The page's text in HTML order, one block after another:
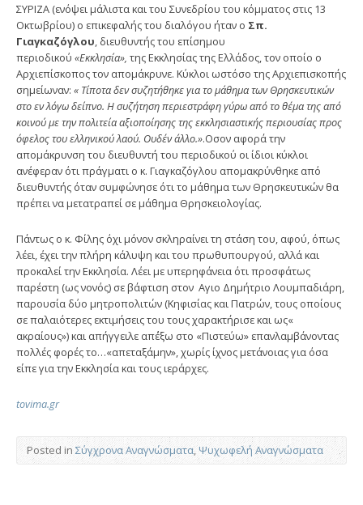
ΣΥΡΙΖΑ (ενόψει μάλιστα και του Συνεδρίου του κόμματος στις 13
Οκτωβρίου) ο επικεφαλής του διαλόγου ήταν ο Σπ.
Γιαγκαζόγλου, διευθυντής του επίσημου
περιοδικού «Εκκλησία», της Εκκλησίας της Ελλάδος, τον οποίο ο
Αρχιεπίσκοπος τον απομάκρυνε. Κύκλοι ωστόσο της Αρχιεπισκοπής
σημείωναν: « Τίποτα δεν συζητήθηκε για το μάθημα των Θρησκευτικών
στο εν λόγω δείπνο. Η συζήτηση περιεστράφη γύρω από το θέμα της από
κοινού με την πολιτεία αξιοποίησης της εκκλησιαστικής περιουσίας προς
όφελος του ελληνικού λαού. Ουδέν άλλο.».Οσον αφορά την
απομάκρυνση του διευθυντή του περιοδικού οι ίδιοι κύκλοι
ανέφεραν ότι πράγματι ο κ. Γιαγκαζόγλου απομακρύνθηκε από
διευθυντής όταν συμφώνησε ότι το μάθημα των Θρησκευτικών θα
πρέπει να μετατραπεί σε μάθημα Θρησκειολογίας.
Πάντως ο κ. Φίλης όχι μόνον σκληραίνει τη στάση του, αφού, όπως
λέει, έχει την πλήρη κάλυψη και του πρωθυπουργού, αλλά και
προκαλεί την Εκκλησία. Λέει με υπερηφάνεια ότι προσφάτως
παρέστη (ως νονός) σε βάφτιση στον Αγιο Δημήτριο Λουμπαδιάρη,
παρουσία δύο μητροπολιτών (Κηφισίας και Πατρών, τους οποίους
σε παλαιότερες εκτιμήσεις του τους χαρακτήρισε και ως«
ακραίους») και απήγγειλε απ΄έξω στο «Πιστεύω» επανλαμβάνοντας
πολλές φορές το…«απεταξάμην», χωρίς ίχνος μετάνοιας για όσα
είπε για την Εκκλησία και τους ιεράρχες.
tovima.gr
Posted in Σύγχρονα Αναγνώσματα,Ψυχωφελή Αναγνώσματα